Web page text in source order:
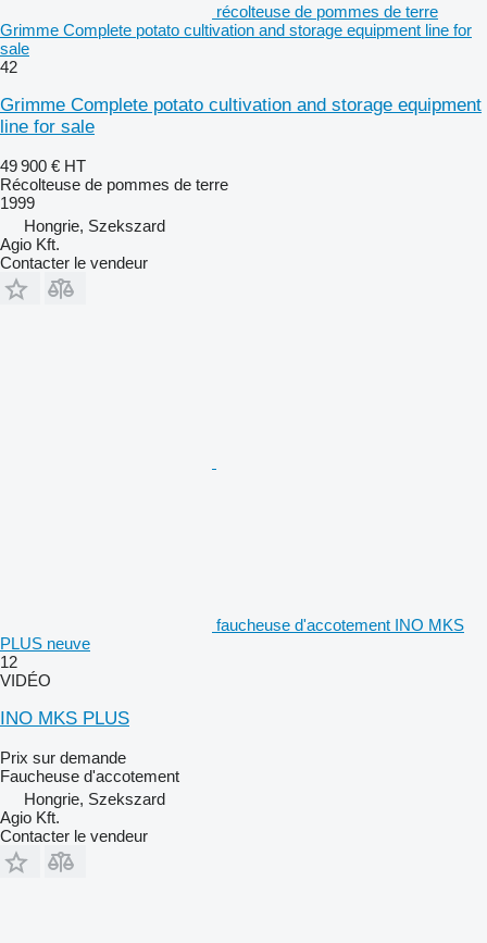
récolteuse de pommes de terre
Grimme Complete potato cultivation and storage equipment line for
sale
42
Grimme Complete potato cultivation and storage equipment
line for sale
49 900 € HT
Récolteuse de pommes de terre
1999
Hongrie, Szekszard
Agio Kft.
Contacter le vendeur
faucheuse d'accotement INO MKS
PLUS neuve
12
VIDÉO
INO MKS PLUS
Prix sur demande
Faucheuse d'accotement
Hongrie, Szekszard
Agio Kft.
Contacter le vendeur